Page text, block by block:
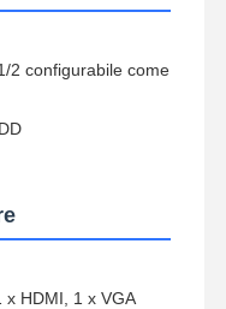
2 configurabile come
x HDMI, 1 x VGA